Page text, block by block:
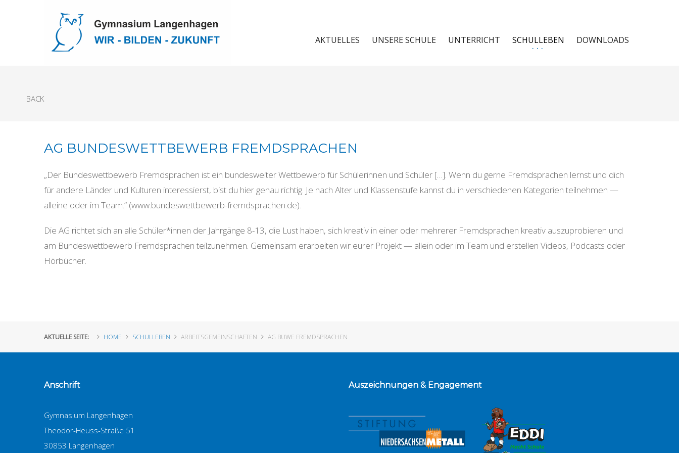
AKTUELLES UNSERE SCHULE UNTERRICHT SCHULLEBEN DOWNLOADS
BACK
AG BUNDESWETTBEWERB FREMDSPRACHEN
„Der Bundeswettbewerb Fremdsprachen ist ein bundesweiter Wettbewerb für Schülerinnen und Schüler […]. Wenn du gerne Fremdsprachen lernst und dich
für andere Länder und Kulturen interessierst, bist du hier genau richtig. Je nach Alter und Klassenstufe kannst du in verschiedenen Kategorien teilnehmen —
alleine oder im Team.“ (www.bundeswettbewerb-fremdsprachen.de).
Die AG richtet sich an alle Schüler*innen der Jahrgänge 8-13, die Lust haben, sich kreativ in einer oder mehrerer Fremdsprachen kreativ auszuprobieren und
am Bundeswettbewerb Fremdsprachen teilzunehmen. Gemeinsam erarbeiten wir eurer Projekt — allein oder im Team und erstellen Videos, Podcasts oder
Hörbücher.
AKTUELLE SEITE: HOME SCHULLEBEN ARBEITSGEMEINSCHAFTEN AG BUWE FREMDSPRACHEN
Anschrift
Gymnasium Langenhagen
Theodor-Heuss-Straße 51
30853 Langenhagen
Auszeichnungen& Engagement